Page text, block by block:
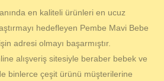
en kaliteli ürünleri en ucuz
hedefleyen Pembe Mavi Bebe
adresi olmayı başarmıştır.
alışveriş sitesiyle beraber bebek ve
binlerce çeşit ürünü müşterilerine